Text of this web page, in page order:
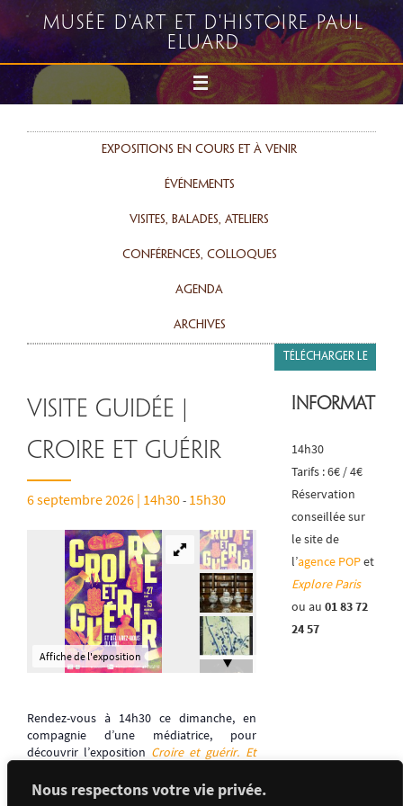
Nous respectons votre vie privée.
Musée d'art et d'histoire Paul
Eluard
Expositions en cours et à venir
événements
Visites, balades, ateliers
Conférences, colloques
Télécharger le
agenda
Archives
Visite guidée |
Croire et guérir
6 septembre 2026 | 14h30- 15h30
Affiche de l'exposition
Rendez-vous à 14h30 ce dimanche, en
compagnie d’une médiatrice, pour
découvrir l’exposition Croire et guérir. Et
Retrouvez toute la programmation
14h30
Tarifs : 6€ / 4€
Réservation
conseillée sur
le site de
l’agence POPet
Explore Paris
ou au 01 83 72
24 57